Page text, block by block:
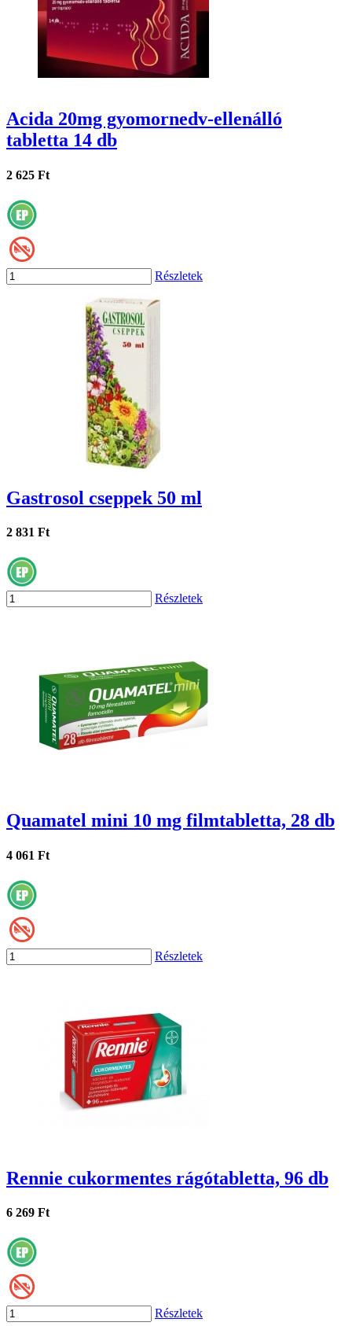
Acida 20mg gyomornedv-ellenálló
tabletta 14 db
2 625 Ft
Részletek
Gastrosol cseppek 50 ml
2 831 Ft
Részletek
Quamatel mini 10 mg filmtabletta, 28 db
4 061 Ft
Részletek
Rennie cukormentes rágótabletta, 96 db
6 269 Ft
Részletek